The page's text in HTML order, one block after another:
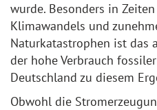
wurde. Besonders in
Klimawandels und
Naturkatastrophen ist das
der hohe Verbrauch
Deutschland zu diesem
Obwohl die